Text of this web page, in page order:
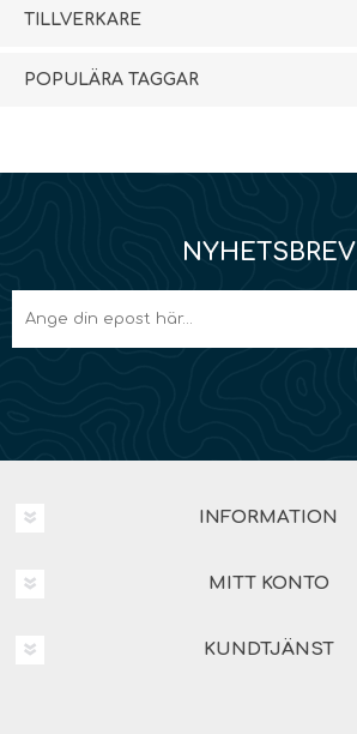
TILLVERKARE
POPULÄRA TAGGAR
NYHETSBREV
INFORMATION
MITT KONTO
KUNDTJÄNST